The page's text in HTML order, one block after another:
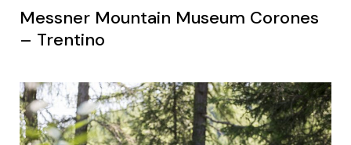
Messner Mountain Museum Corones
– Trentino